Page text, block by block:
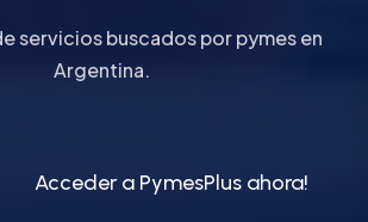
servicios buscados por pymes en
Argentina.
Acceder a PymesPlus ahora!